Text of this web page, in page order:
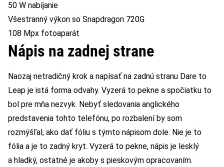
50 W nabíjanie
Všestranný výkon so Snapdragon 720G
108 Mpx fotoaparát
Nápis na zadnej strane
Naozaj netradičný krok a napísať na zadnú stranu Dare to
Leap je istá forma odvahy. Vyzerá to pekne a spočiatku to
bol pre mňa nezvyk. Nebyť sledovania anglického
predstavenia tohto telefónu, po rozbalení by som
rozmýšľal, ako dať fóliu s týmto nápisom dole. Nie je to
fólia a je to zadný kryt. Vyzerá to pekne, nápis je lesklý
a hladký, ostatné je akoby s pieskovým opracovaním.